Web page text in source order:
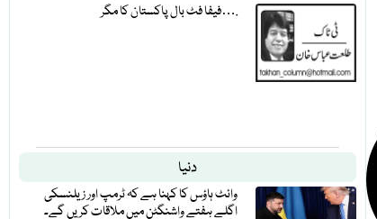
فیفا فٹ بال پاکستان کا مگر….
دنیا
وائٹ ہاؤس کا کہنا ہے کہ ٹرمپ اور زیلنسکی
اگلے ہفتے واشنگٹن میں ملاقات کریں گے۔